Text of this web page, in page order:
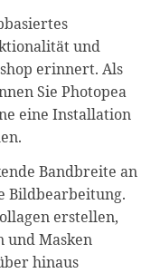
und
erinnert. Als
Sie Photopea
eine Installation
Bandbreite an
Bildbearbeitung.
erstellen,
und Masken
hinaus